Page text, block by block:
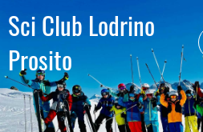
Sci Club Lodrino
Prosito